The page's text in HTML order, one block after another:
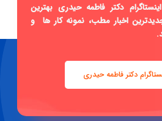
دکتر فاطمه حیدری بهترین
اخبار مطب، نمونه کار ها و
دکتر فاطمه حیدری